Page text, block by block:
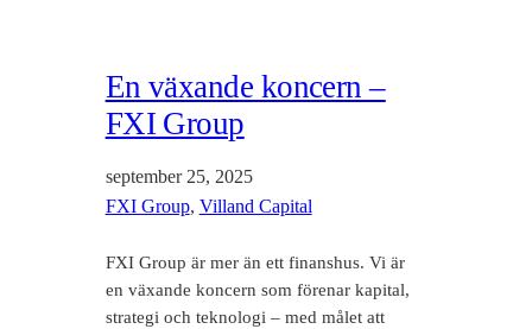
En växande koncern –
FXI Group
september 25, 2025
FXI Group, Villand Capital
FXI Group är mer än ett finanshus. Vi är
en växande koncern som förenar kapital,
strategi och teknologi – med målet att